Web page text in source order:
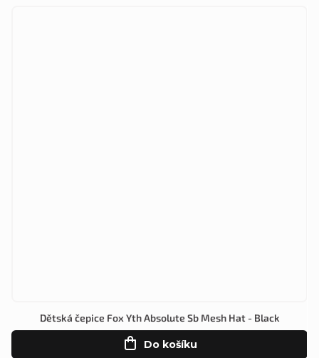
Dětská čepice Fox Yth Absolute Sb Mesh Hat - Black
Do košíku